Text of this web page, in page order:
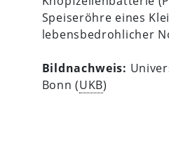
Speiseröhre eines
lebensbedrohlicher
Bildnachweis:
Bonn (UKB)